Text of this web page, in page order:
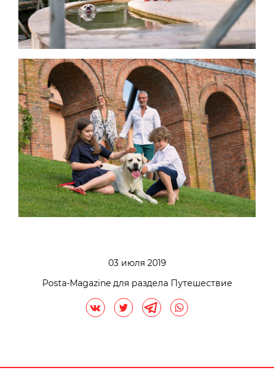
03 июля 2019
Posta-Magazine для раздела Путешествие